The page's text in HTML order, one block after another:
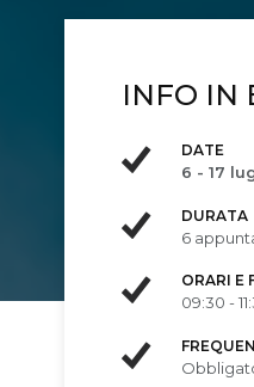
INFO IN
DATE
6 - 17
DURATA
6
ORARI E
09:30 -